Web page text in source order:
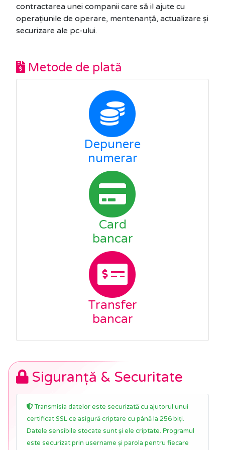
contractarea unei companii care să il ajute cu
operațiunile de operare, mentenanță, actualizare și
securizare ale pc-ului.
Metode de plată
Depunere
numerar
Card
bancar
Transfer
bancar
Siguranță & Securitate
Transmisia datelor este securizată cu ajutorul unui
certificat SSL ce asigură criptare cu până la 256 biți.
Datele sensibile stocate sunt și ele criptate. Programul
este securizat prin username și parola pentru fiecare